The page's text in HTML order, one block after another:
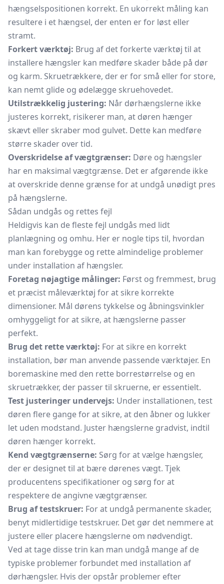
hængselspositionen korrekt. En ukorrekt måling kan
resultere i et hængsel, der enten er for løst eller
stramt.
Forkert værktøj: Brug af det forkerte værktøj til at
installere hængsler kan medføre skader både på dør
og karm. Skruetrækkere, der er for små eller for store,
kan nemt glide og ødelægge skruehovedet.
Utilstrækkelig justering: Når dørhængslerne ikke
justeres korrekt, risikerer man, at døren hænger
skævt eller skraber mod gulvet. Dette kan medføre
større skader over tid.
Overskridelse af vægtgrænser: Døre og hængsler
har en maksimal vægtgrænse. Det er afgørende ikke
at overskride denne grænse for at undgå unødigt pres
på hængslerne.
Sådan undgås og rettes fejl
Heldigvis kan de fleste fejl undgås med lidt
planlægning og omhu. Her er nogle tips til, hvordan
man kan forebygge og rette almindelige problemer
under installation af hængsler.
Foretag nøjagtige målinger: Først og fremmest, brug
et præcist måleværktøj for at sikre korrekte
dimensioner. Mål dørens tykkelse og åbningsvinkler
omhyggeligt for at sikre, at hængslerne passer
perfekt.
Brug det rette værktøj: For at sikre en korrekt
installation, bør man anvende passende værktøjer. En
boremaskine med den rette borrestørrelse og en
skruetrækker, der passer til skruerne, er essentielt.
Test justeringer undervejs: Under installationen, test
døren flere gange for at sikre, at den åbner og lukker
let uden modstand. Juster hængslerne gradvist, indtil
døren hænger korrekt.
Kend vægtgrænserne: Sørg for at vælge hængsler,
der er designet til at bære dørenes vægt. Tjek
producentens specifikationer og sørg for at
respektere de angivne vægtgrænser.
Brug af testskruer: For at undgå permanente skader,
benyt midlertidige testskruer. Det gør det nemmere at
justere eller placere hængslerne om nødvendigt.
Ved at tage disse trin kan man undgå mange af de
typiske problemer forbundet med installation af
dørhængsler. Hvis der opstår problemer efter